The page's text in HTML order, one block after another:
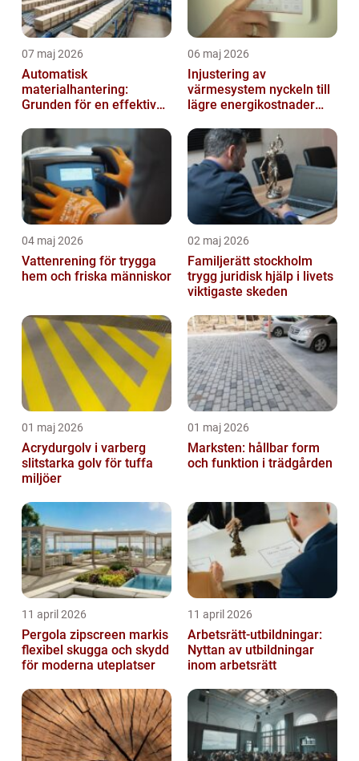
07 maj 2026
Automatisk
materialhantering:
Grunden för en effektiv
06 maj 2026
Injustering av
värmesystem nyckeln till
lägre energikostnader
inomhusklimat
04 maj 2026
Vattenrening för trygga
hem och friska människor
02 maj 2026
Familjerätt stockholm
trygg juridisk hjälp i livets
viktigaste skeden
01 maj 2026
Acrydurgolv i varberg
slitstarka golv för tuffa
miljöer
01 maj 2026
Marksten: hållbar form
och funktion i trädgården
11 april 2026
Pergola zipscreen markis
flexibel skugga och skydd
för moderna uteplatser
11 april 2026
Arbetsrätt-utbildningar:
Nyttan av utbildningar
inom arbetsrätt